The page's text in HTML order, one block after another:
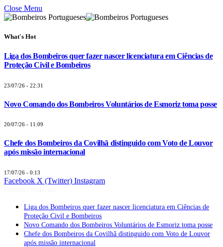
Close Menu
What's Hot
Liga dos Bombeiros quer fazer nascer licenciatura em Ciências de
Proteção Civil e Bombeiros
23/07/26 - 22:31
Novo Comando dos Bombeiros Voluntários de Esmoriz toma posse
20/07/26 - 11:09
Chefe dos Bombeiros da Covilhã distinguido com Voto de Louvor
após missão internacional
17/07/26 - 0:13
Facebook X (Twitter) Instagram
Liga dos Bombeiros quer fazer nascer licenciatura em Ciências de
Proteção Civil e Bombeiros
Novo Comando dos Bombeiros Voluntários de Esmoriz toma posse
Chefe dos Bombeiros da Covilhã distinguido com Voto de Louvor
após missão internacional